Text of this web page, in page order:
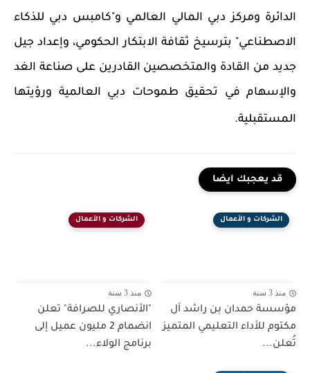
الدائرة ومركز دبي المالي العالمي و"كامبس دبي للذكاء
الاصطناعي" بترسيخ ثقافة الابتكار الحكومي، وإعداد جيل
جديد من القادة والمتخصصين القادرين على صناعة الغد
والإسهام في تحقيق طموحات دبي العالمية ورؤيتها
المستقبلية.
قد يعجبك ايضا
الشركات و الأعمال
منذ 3 سنة
مؤسسة حمدان بن راشد آل
مكتوم للأداء التعليمي المتميز
تُعلن...
الشركات و الأعمال
منذ 3 سنة
"الأنصاري للصرافة" تعلن
انضمام 2 مليون عميل إلى
برنامج الولاء...